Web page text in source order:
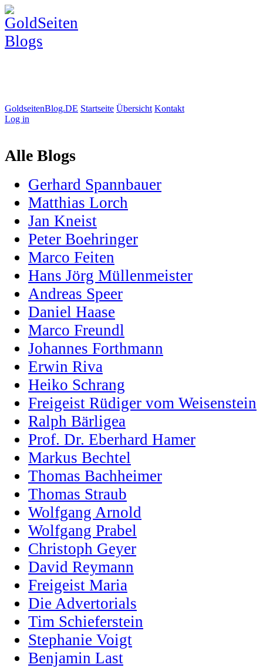
GoldseitenBlog.DE Startseite Übersicht Kontakt
Log in
Alle Blogs
Gerhard Spannbauer
Matthias Lorch
Jan Kneist
Peter Boehringer
Marco Feiten
Hans Jörg Müllenmeister
Andreas Speer
Daniel Haase
Marco Freundl
Johannes Forthmann
Erwin Riva
Heiko Schrang
Freigeist Rüdiger vom Weisenstein
Ralph Bärligea
Prof. Dr. Eberhard Hamer
Markus Bechtel
Thomas Bachheimer
Thomas Straub
Wolfgang Arnold
Wolfgang Prabel
Christoph Geyer
David Reymann
Freigeist Maria
Die Advertorials
Tim Schieferstein
Stephanie Voigt
Benjamin Last